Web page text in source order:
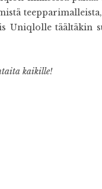
Uniqlolle täältäkin
kaikille!